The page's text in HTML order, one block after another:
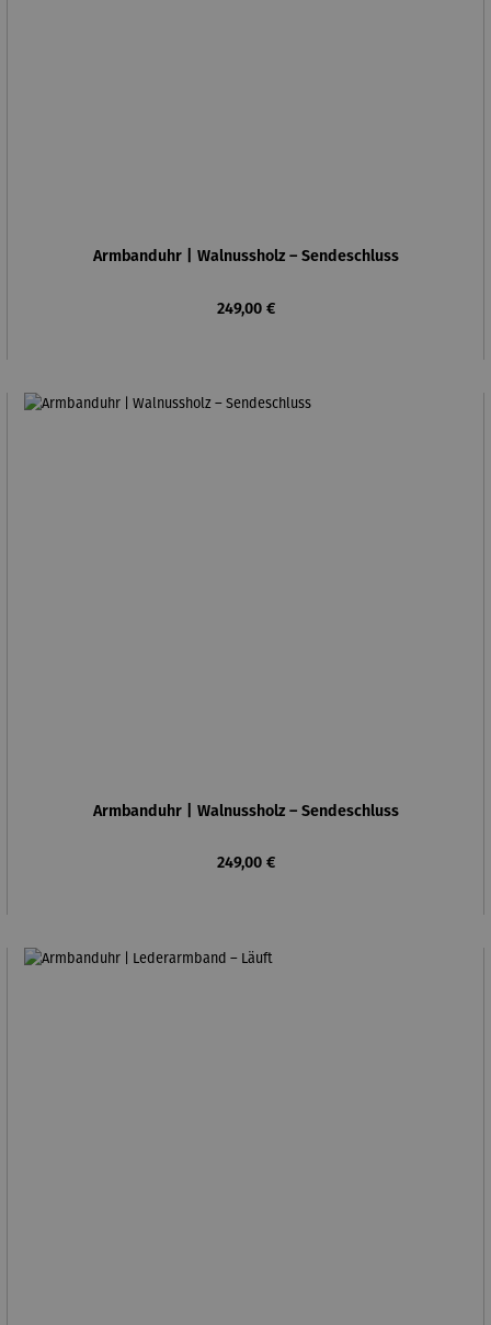
Armbanduhr | Walnussholz – Sendeschluss
Regulärer Preis:
249,00 €
Armbanduhr | Walnussholz – Sendeschluss
Regulärer Preis:
249,00 €